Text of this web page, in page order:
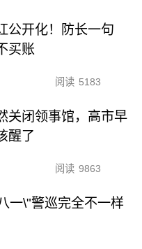
公开化！防长一句
买账
阅读 5183
关闭领事馆，高市早
醒了
阅读 9863
一\"警巡完全不一样